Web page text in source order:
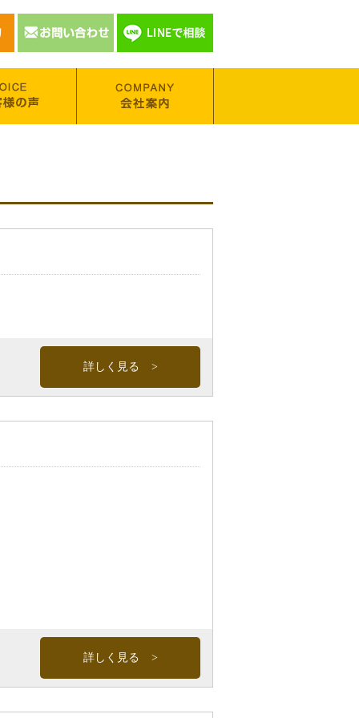
詳しく見る
詳しく見る